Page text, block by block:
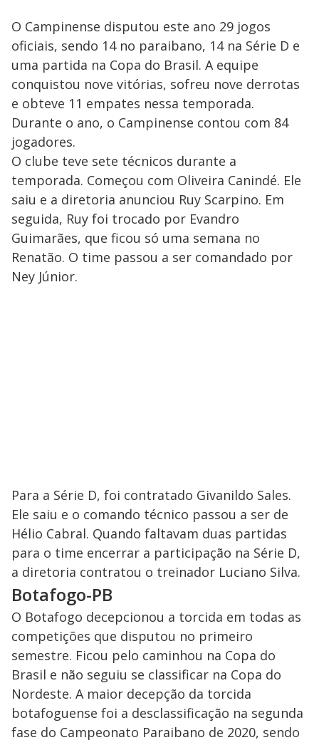
O Campinense disputou este ano 29 jogos
oficiais, sendo 14 no paraibano, 14 na Série D e
uma partida na Copa do Brasil. A equipe
conquistou nove vitórias, sofreu nove derrotas
e obteve 11 empates nessa temporada.
Durante o ano, o Campinense contou com 84
jogadores.
O clube teve sete técnicos durante a
temporada. Começou com Oliveira Canindé. Ele
saiu e a diretoria anunciou Ruy Scarpino. Em
seguida, Ruy foi trocado por Evandro
Guimarães, que ficou só uma semana no
Renatão. O time passou a ser comandado por
Ney Júnior.
Para a Série D, foi contratado Givanildo Sales.
Ele saiu e o comando técnico passou a ser de
Hélio Cabral. Quando faltavam duas partidas
para o time encerrar a participação na Série D,
a diretoria contratou o treinador Luciano Silva.
Botafogo-PB
O Botafogo decepcionou a torcida em todas as
competições que disputou no primeiro
semestre. Ficou pelo caminhou na Copa do
Brasil e não seguiu se classificar na Copa do
Nordeste. A maior decepção da torcida
botafoguense foi a desclassificação na segunda
fase do Campeonato Paraibano de 2020, sendo